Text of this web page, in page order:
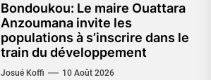
Bondoukou: Le maire Ouattara
Anzoumana invite les
populations à s’inscrire dans le
train du développement
Josué Koffi 10 Août 2026